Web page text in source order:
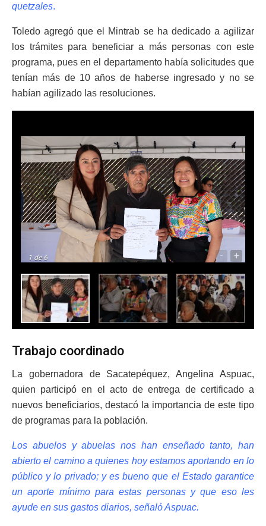
quetzales.
Toledo agregó que el Mintrab se ha dedicado a agilizar
los trámites para beneficiar a más personas con este
programa, pues en el departamento había solicitudes que
tenían más de 10 años de haberse ingresado y no se
habían agilizado las resoluciones.
1 de 6 - +
Trabajo coordinado
La gobernadora de Sacatepéquez, Angelina Aspuac,
quien participó en el acto de entrega de certificado a
nuevos beneficiarios, destacó la importancia de este tipo
de programas para la población.
Los abuelos y abuelas nos han enseñado tanto, han
abierto el camino a quienes hoy estamos aportando en lo
público y lo privado; y es bueno que el Estado garantice
un aporte mínimo para estas personas y que eso les
ayude en sus gastos diarios, señaló Aspuac.